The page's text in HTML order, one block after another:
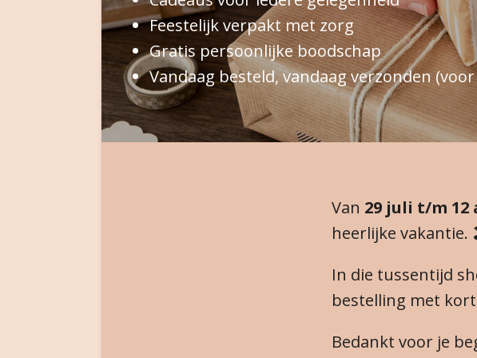
Feestelijk verpakt met zorg
Gratis persoonlijke boodschap
Vandaag besteld, vandaag verzonden
Van 29 juli t/m 12
heerlijke
In die tussentijd
bestelling met
Bedankt voor je